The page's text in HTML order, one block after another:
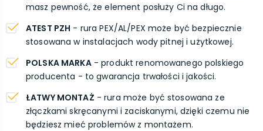
masz pewność, że element posłuży Ci na długo.
ATEST PZH - rura PEX/AL/PEX może być bezpiecznie
stosowana w instalacjach wody pitnej i użytkowej.
POLSKA MARKA- produkt renomowanego polskiego
producenta - to gwarancja trwałości i jakości.
ŁATWY MONTAŻ - rura może być stosowana ze
złączkami skręcanymi i zaciskanymi, dzięki czemu nie
będziesz mieć problemów z montażem.